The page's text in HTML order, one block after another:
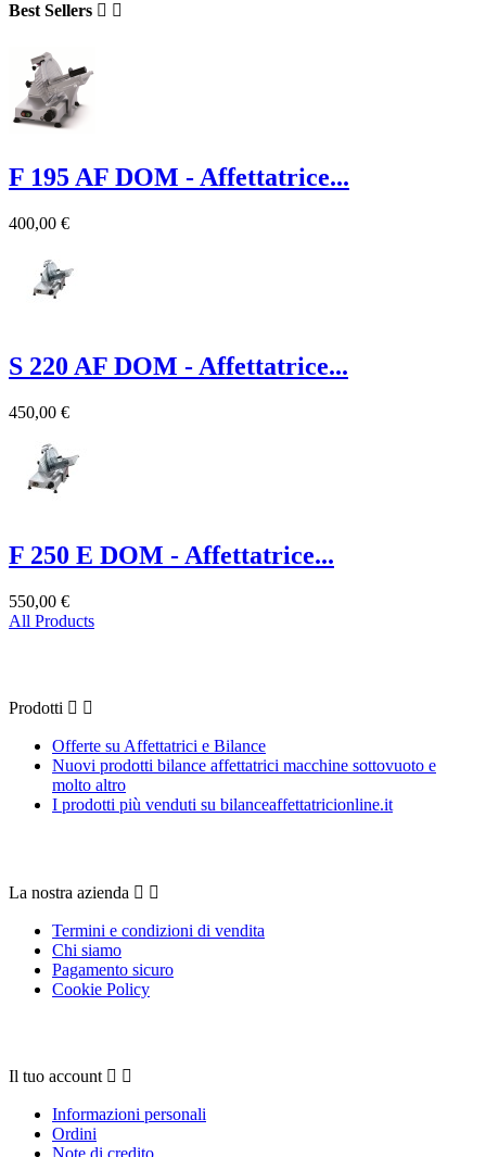
Best Sellers  
F 195 AF DOM - Affettatrice...
400,00 €
S 220 AF DOM - Affettatrice...
450,00 €
F 250 E DOM - Affettatrice...
550,00 €
All Products
Prodotti  
Offerte su Affettatrici e Bilance
Nuovi prodotti bilance affettatrici macchine sottovuoto e
molto altro
I prodotti più venduti su bilanceaffettatricionline.it
La nostra azienda  
Termini e condizioni di vendita
Chi siamo
Pagamento sicuro
Cookie Policy
Il tuo account  
Informazioni personali
Ordini